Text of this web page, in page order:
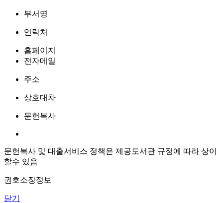
부서명
연락처
홈페이지
전자메일
주소
상호대차
문헌복사
문헌복사 및 대출서비스 정책은 제공도서관 규정에 따라 상이
할수 있음
권호소장정보
닫기